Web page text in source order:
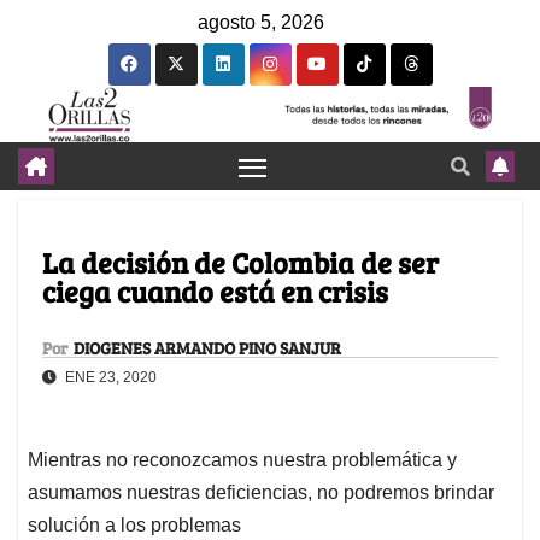
agosto 5, 2026
La decisión de Colombia de ser
ciega cuando está en crisis
Por DIOGENES ARMANDO PINO SANJUR
ENE 23, 2020
Mientras no reconozcamos nuestra problemática y
asumamos nuestras deficiencias, no podremos brindar
solución a los problemas